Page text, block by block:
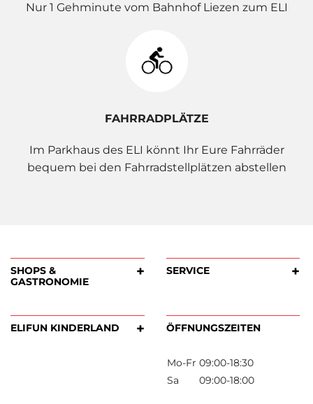
Nur 1 Gehminute vom Bahnhof Liezen zum ELI
FAHRRADPLÄTZE
Im Parkhaus des ELI könnt Ihr Eure Fahrräder
bequem bei den Fahrradstellplätzen abstellen